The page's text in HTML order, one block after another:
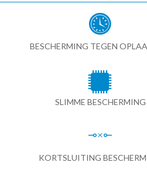
BESCHERMING TEGEN
SLIMME BESCHERMING
KORTSLUITING